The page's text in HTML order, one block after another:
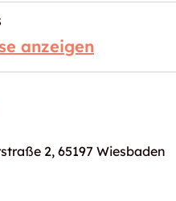
anzeigen
2, 65197 Wiesbaden